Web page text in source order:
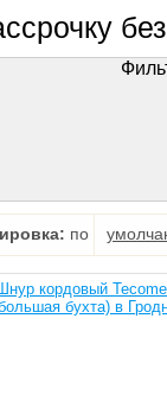
по